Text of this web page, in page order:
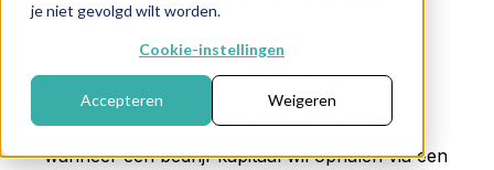
je niet gevolgd wilt worden.
Cookie-instellingen
Accepteren Weigeren
Underwriting ishetproces
instelling,meestaleen
investeringsbank,hetrisicobeoordeelten
beheertbijhet vannieuwe
zoalsaandelenofobligaties.Ditgebeurtvaak
wanneereenbedrijfkapitaalwilophalenviaeen